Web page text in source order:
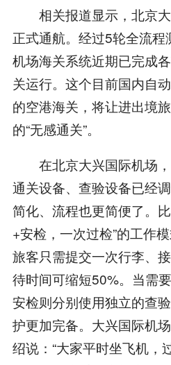
相关报道显示，北京大
正式通航。经过5轮全流
机场海关系统近期已完成
关运行。这个目前国内自
的空港海关，将让进出境
的“无感通关”。
在北京大兴国际机场，
通关设备、查验设备已经
简化、流程也更简便了。
+安检，一次过检”的工作
旅客只需提交一次行李、
待时间可缩短50%。当需
安检则分别使用独立的查
护更加完备。大兴国际机
绍说：“大家平时坐飞机，